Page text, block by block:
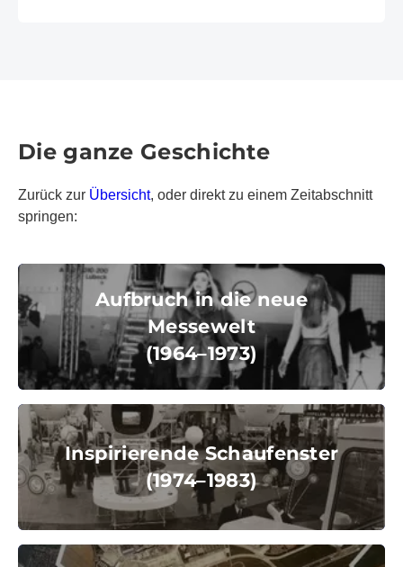
Die ganze Geschichte
Zurück zur Übersicht, oder direkt zu einem Zeitabschnitt
springen:
Aufbruch in die neue
(1964–1973)
Aufbruch in die neue
Messewelt
(1964–1973)
© Messe München GmbHInspirierende Schaufenster
(1974–1983)
Inspirierende Schaufenster
(1974–1983)
© Messe München GmbHVon Riem an die Weltspitze